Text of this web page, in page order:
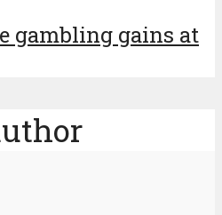
gambling gains at